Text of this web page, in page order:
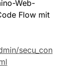
Web-
Flow mit
secu_con